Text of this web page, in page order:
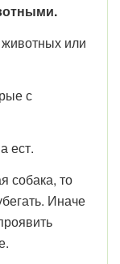
животных или
с
ест.
собака, то
Иначе